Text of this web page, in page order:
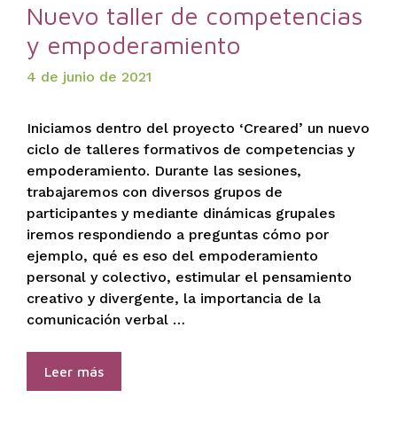
Nuevo taller de competencias
y empoderamiento
4 de junio de 2021
Iniciamos dentro del proyecto ‘Creared’ un nuevo
ciclo de talleres formativos de competencias y
empoderamiento. Durante las sesiones,
trabajaremos con diversos grupos de
participantes y mediante dinámicas grupales
iremos respondiendo a preguntas cómo por
ejemplo, qué es eso del empoderamiento
personal y colectivo, estimular el pensamiento
creativo y divergente, la importancia de la
comunicación verbal …
Leer más